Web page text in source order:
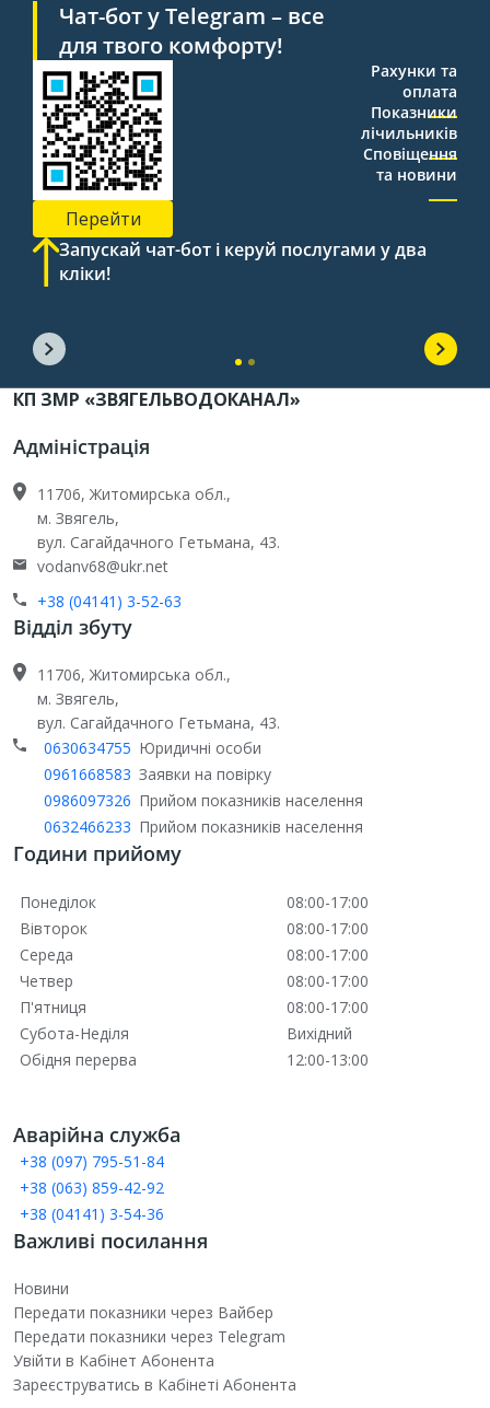
Чат-бот у Telegram – все
для твого комфорту!
Перейти
Рахунки та
оплата
Показники
лічильників
Сповіщення
та новини
Запускай чат-бот і керуй послугами у два
кліки!
КП ЗМР «ЗВЯГЕЛЬВОДОКАНАЛ»
Адміністрація
11706, Житомирська обл.,
м. Звягель,
вул. Сагайдачного Гетьмана, 43.
vodanv68@ukr.net
+38 (04141) 3-52-63
Відділ збуту
11706, Житомирська обл.,
м. Звягель,
вул. Сагайдачного Гетьмана, 43.
0630634755 Юридичні особи
0961668583 Заявки на повірку
0986097326 Прийом показників населення
0632466233 Прийом показників населення
Години прийому
Понеділок
08:00-17:00
Вівторок
08:00-17:00
Середа
08:00-17:00
Четвер
08:00-17:00
П'ятниця
08:00-17:00
Субота-Неділя
Вихідний
Обідня перерва
12:00-13:00
Аварійна служба
+38 (097) 795-51-84
+38 (063) 859-42-92
+38 (04141) 3-54-36
Важливі посилання
Новини
Передати показники через Вайбер
Передати показники через Telegram
Увійти в Кабінет Абонента
Зареєструватись в Кабінеті Абонента